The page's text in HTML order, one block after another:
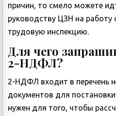
причин, то смело можете
руководству ЦЗН на работу
трудовую инспекцию.
Для чего
2-НДФЛ?
2-НДФЛ входит в перечень
документов для
нужен для того, чтобы